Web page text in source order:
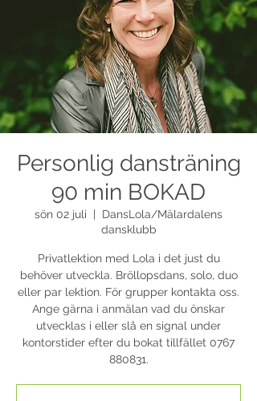
Personlig dansträning
90 min BOKAD
sön 02 juli
DansLola/Mälardalens
dansklubb
Privatlektion med Lola i det just du
behöver utveckla. Bröllopsdans, solo, duo
eller par lektion. För grupper kontakta oss.
Ange gärna i anmälan vad du önskar
utvecklas i eller slå en signal under
kontorstider efter du bokat tillfället 0767
880831.